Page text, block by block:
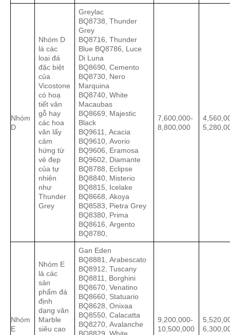
Nhóm
D
Nhóm D
là các
loại đá
đặc biệt
của
Vicostone
có hoạ
tiết vân
gỗ hay
các hoa
văn lấy
cảm
hứng từ
vẻ đẹp
của tự
nhiên
như
Thunder
Grey
Greylac
BQ8738, Thunder
Grey
BQ8716, Thunder
Blue BQ8786, Luce
Di Luna
BQ8690, Cemento
BQ8730, Nero
Marquina
BQ8740, White
Macaubas
BQ8669, Majestic
Black
BQ9611, Acacia
BQ9610, Avorio
BQ9606, Eramosa
BQ9602, Diamante
BQ8788, Eclipse
BQ8840, Misterio
BQ8815, Icelake
BQ8668, Akoya
BQ8583, Pietra Grey
BQ8380, Prima
BQ8616, Argento
BQ8780,
7,600,000-
8,800,000
Nhóm
E
Nhóm E
là các
sản
phẩm đá
định
dạng vân
Marble
siêu cao
Gan Eden
BQ8881, Arabescato
BQ8912, Tuscany
BQ8811, Borghini
BQ8670, Venatino
BQ8660, Statuario
BQ8628, Onixaa
BQ8550, Calacatta
BQ8270, Avalanche
9,200,000-
10,500,000